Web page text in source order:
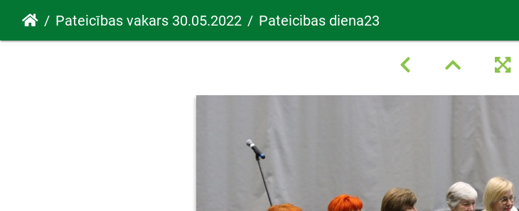
Pateicības vakars 30.05.2022 Pateicibas diena23